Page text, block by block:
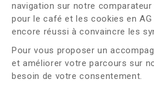
navigation sur notre
pour le café et les cookies en AG
encore réussi à convaincre les
Pour vous proposer un
et améliorer votre parcours sur
besoin de votre consentement.
Axeptio
OUI
J'ai lu et j'accepte lesCGUet la
confidentialité